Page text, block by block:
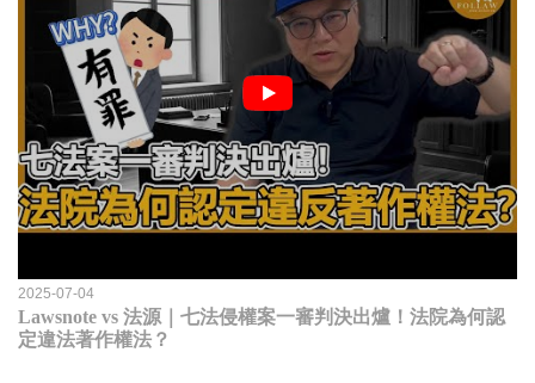
2025-07-04
Lawsnote vs 法源｜七法侵權案一審判決出爐！法院為何認
定違法著作權法？